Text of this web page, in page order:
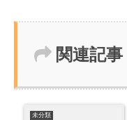
関連記事
未分類